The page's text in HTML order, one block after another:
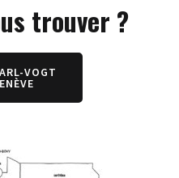
trouver ?
VOGT